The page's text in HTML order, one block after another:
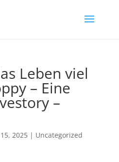
Leben viel
– Eine
–
2025| Uncategorized